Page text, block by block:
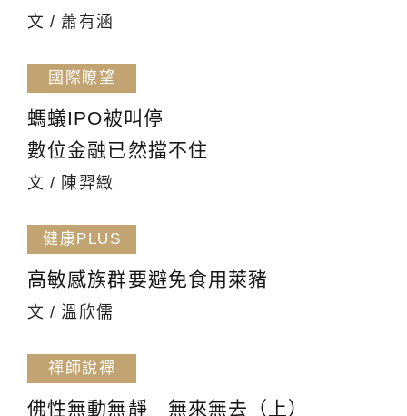
文 / 蕭有涵
國際瞭望
螞蟻IPO被叫停
數位金融已然擋不住
文 / 陳羿緻
健康PLUS
高敏感族群要避免食用萊豬
文 / 溫欣儒
禪師說禪
佛性無動無靜 無來無去（上）